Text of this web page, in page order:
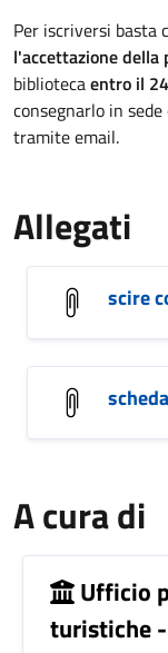
Per iscriversi basta
l'accettazione della
bibliotecaentro il
consegnarlo in
tramite email.
Allegati
scire
A cura di
Ufficio
turistiche